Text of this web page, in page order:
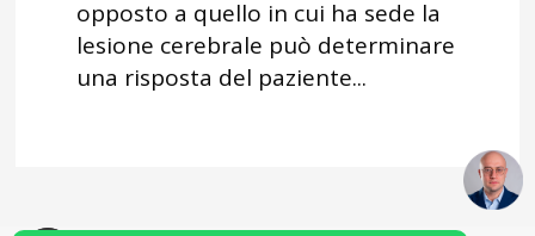
opposto a quello in cui ha sede la
lesione cerebrale può determinare
una risposta del paziente...